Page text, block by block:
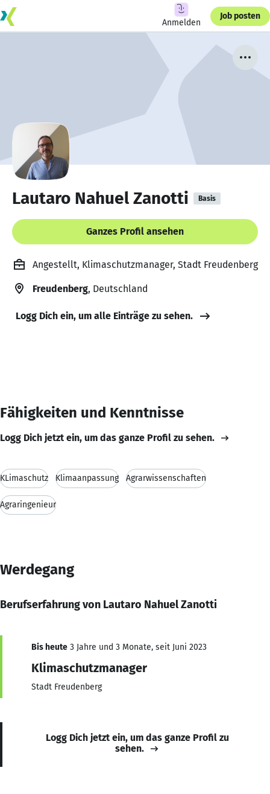
Anmelden
Job posten
Lautaro Nahuel Zanotti Basis
Ganzes Profil ansehen
Angestellt, Klimaschutzmanager, Stadt Freudenberg
Freudenberg, Deutschland
Logg Dich ein, um alle Einträge zu sehen.
Fähigkeiten und Kenntnisse
Logg Dich jetzt ein, um das ganze Profil zu sehen.
KLimaschutz Klimaanpassung Agrarwissenschaften
Agraringenieur
Werdegang
Berufserfahrung von Lautaro Nahuel Zanotti
Bis heute 3 Jahre und 3 Monate, seit Juni 2023
Klimaschutzmanager
Stadt Freudenberg
Logg Dich jetzt ein, um das ganze Profil zu
sehen.